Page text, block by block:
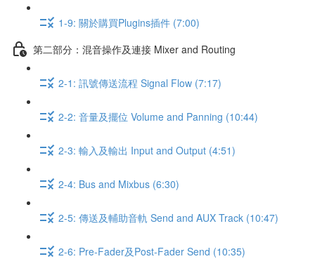
1-9: 關於購買Plugins插件 (7:00)
第二部分：混音操作及連接 Mixer and Routing
2-1: 訊號傳送流程 Signal Flow (7:17)
2-2: 音量及擺位 Volume and Panning (10:44)
2-3: 輸入及輸出 Input and Output (4:51)
2-4: Bus and Mixbus (6:30)
2-5: 傳送及輔助音軌 Send and AUX Track (10:47)
2-6: Pre-Fader及Post-Fader Send (10:35)